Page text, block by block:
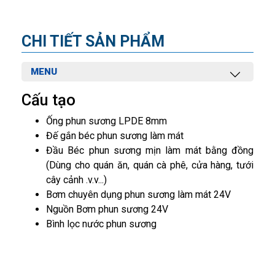
CHI TIẾT SẢN PHẨM
MENU
Cấu tạo
Ống phun sương LPDE 8mm
Đế gắn béc phun sương làm mát
Đầu Béc phun sương mịn làm mát bằng đồng
(Dùng cho quán ăn, quán cà phê, cửa hàng, tưới
cây cảnh .v.v...)
Bơm chuyên dụng phun sương làm mát 24V
Nguồn Bơm phun sương 24V
Bình lọc nước phun sương